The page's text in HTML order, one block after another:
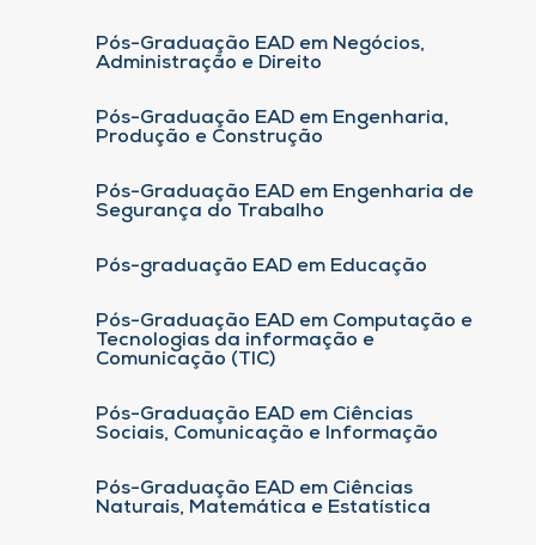
Pós-Graduação EAD em Negócios,
Administração e Direito
Pós-Graduação EAD em Engenharia,
Produção e Construção
Pós-Graduação EAD em Engenharia de
Segurança do Trabalho
Pós-graduação EAD em Educação
Pós-Graduação EAD em Computação e
Tecnologias da informação e
Comunicação (TIC)
Pós-Graduação EAD em Ciências
Sociais, Comunicação e Informação
Pós-Graduação EAD em Ciências
Naturais, Matemática e Estatística